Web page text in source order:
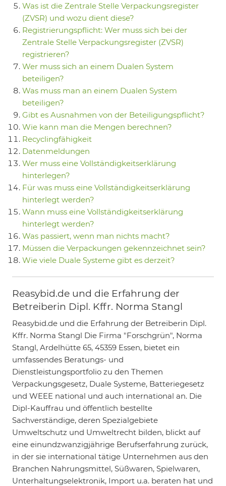
Was ist die Zentrale Stelle Verpackungsregister
(ZVSR) und wozu dient diese?
Registrierungspflicht: Wer muss sich bei der
Zentrale Stelle Verpackungsregister (ZVSR)
registrieren?
Wer muss sich an einem Dualen System
beteiligen?
Was muss man an einem Dualen System
beteiligen?
Gibt es Ausnahmen von der Beteiligungspflicht?
Wie kann man die Mengen berechnen?
Recyclingfähigkeit
Datenmeldungen
Wer muss eine Vollständigkeitserklärung
hinterlegen?
Für was muss eine Vollständigkeitserklärung
hinterlegt werden?
Wann muss eine Vollständigkeitserklärung
hinterlegt werden?
Was passiert, wenn man nichts macht?
Müssen die Verpackungen gekennzeichnet sein?
Wie viele Duale Systeme gibt es derzeit?
Reasybid.de und die Erfahrung der
Betreiberin Dipl. Kffr. Norma Stangl
Reasybid.de und die Erfahrung der Betreiberin Dipl.
Kffr. Norma Stangl Die Firma "Forschgrün", Norma
Stangl, Ardelhütte 65, 45359 Essen, bietet ein
umfassendes Beratungs- und
Dienstleistungsportfolio zu den Themen
Verpackungsgesetz, Duale Systeme, Batteriegesetz
und WEEE national und auch international an. Die
Dipl-Kauffrau und öffentlich bestellte
Sachverständige, deren Spezialgebiete
Umweltschutz und Umweltrecht bilden, blickt auf
eine einundzwanzigjährige Berufserfahrung zurück,
in der sie international tätige Unternehmen aus den
Branchen Nahrungsmittel, Süßwaren, Spielwaren,
Unterhaltungselektronik, Import u.a. beraten hat und